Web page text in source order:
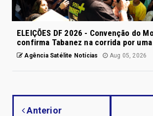
ELEIÇÕES DF 2026 - Convenção do
confirma Tabanez na corrida por uma
Agência Satélite Notícias Aug 05, 2026
Anterior